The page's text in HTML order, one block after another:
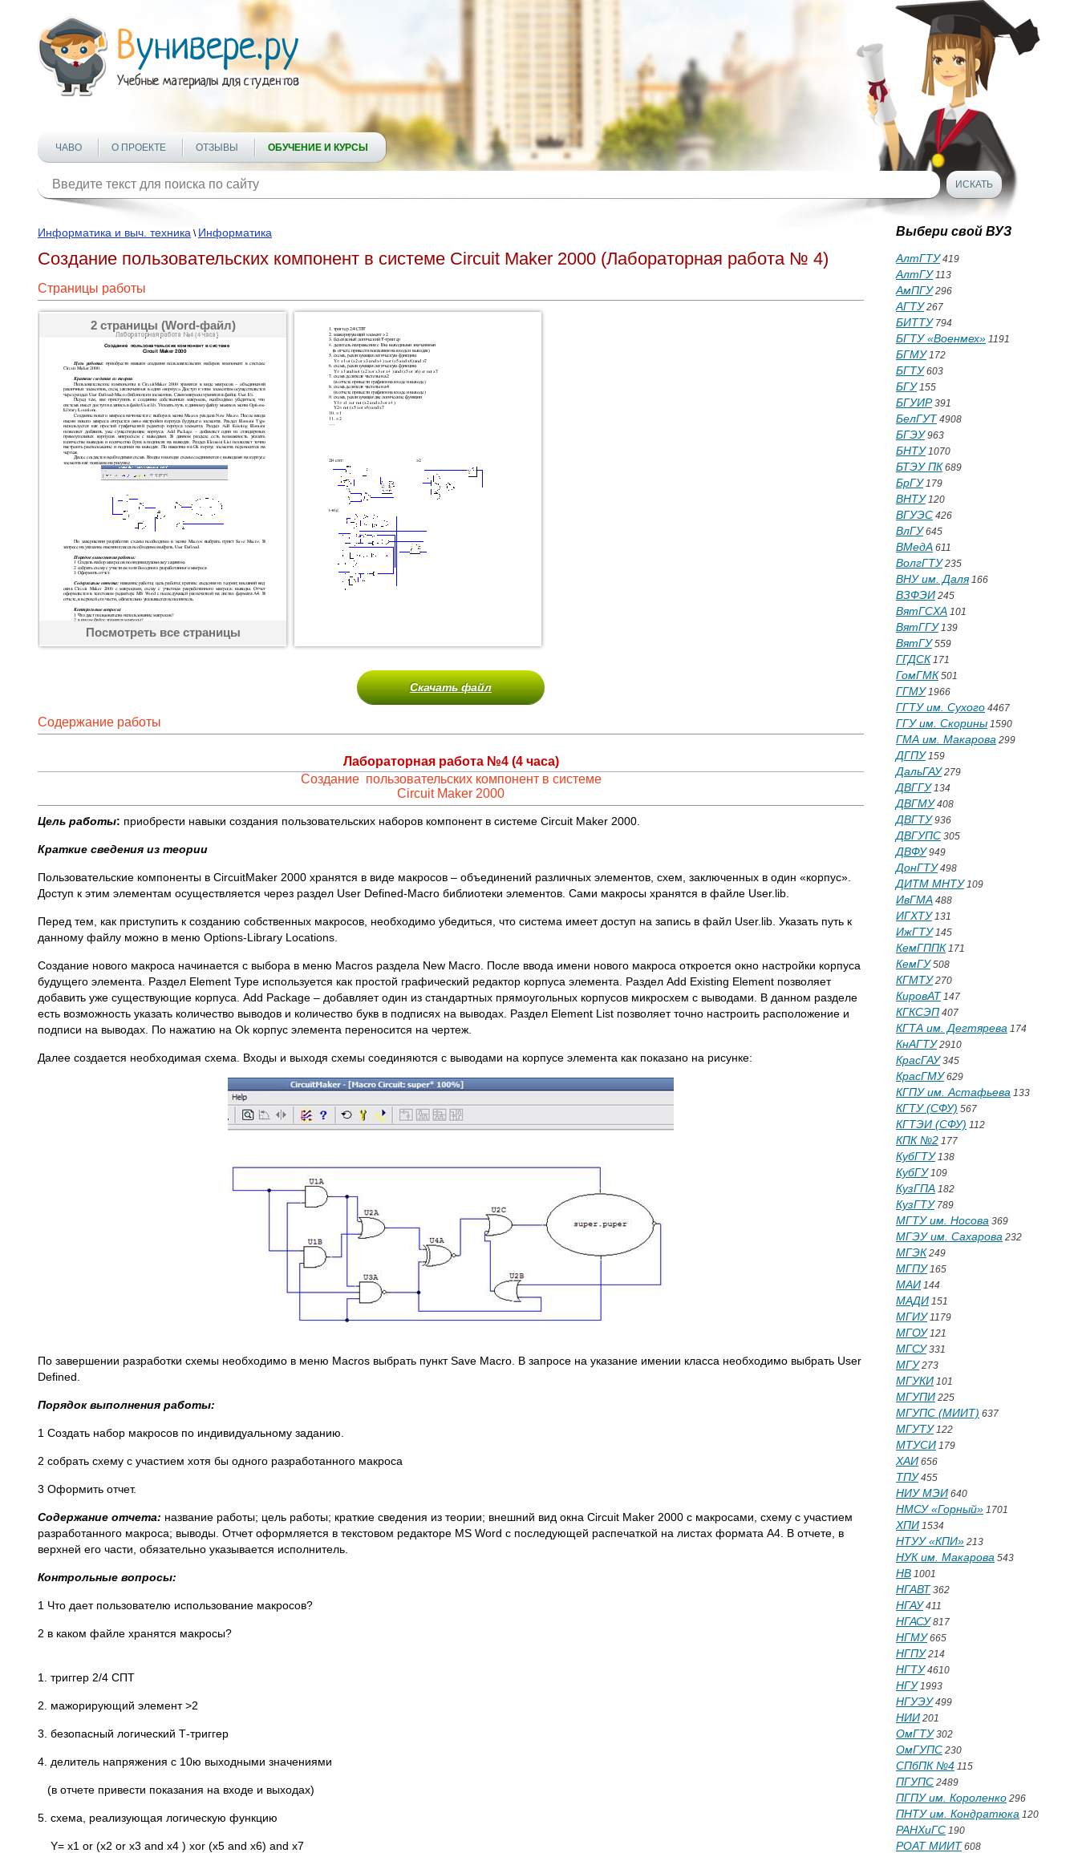
ЧАВО О ПРОЕКТЕ ОТЗЫВЫ ОБУЧЕНИЕ И КУРСЫ
Информатика и выч. техника \ Информатика
Создание пользовательских компонент в системе Circuit Maker 2000 (Лабораторная работа № 4)
Страницы работы
2 страницы (Word-файл)
Посмотреть все страницы
Скачать файл
Содержание работы
Лабораторная работа №4 (4 часа)
Создание пользовательских компонент в системе
Circuit Maker 2000
Цель работы: приобрести навыки создания пользовательских наборов компонент в системе Circuit Maker 2000.
Краткие сведения из теории
Пользовательские компоненты в CircuitMaker 2000 хранятся в виде макросов – объединений различных элементов, схем, заключенных в один «корпус».
Доступ к этим элементам осуществляется через раздел User Defined-Macro библиотеки элементов. Сами макросы хранятся в файле User.lib.
Перед тем, как приступить к созданию собственных макросов, необходимо убедиться, что система имеет доступ на запись в файл User.lib. Указать путь к
данному файлу можно в меню Options-Library Locations.
Создание нового макроса начинается с выбора в меню Macros раздела New Macro. После ввода имени нового макроса откроется окно настройки корпуса
будущего элемента. Раздел Element Type используется как простой графический редактор корпуса элемента. Раздел Add Existing Element позволяет
добавить уже существующие корпуса. Add Package – добавляет один из стандартных прямоугольных корпусов микросхем с выводами. В данном разделе
есть возможность указать количество выводов и количество букв в подписях на выводах. Раздел Element List позволяет точно настроить расположение и
подписи на выводах. По нажатию на Ok корпус элемента переносится на чертеж.
Далее создается необходимая схема. Входы и выходя схемы соединяются с выводами на корпусе элемента как показано на рисунке:
По завершении разработки схемы необходимо в меню Macros выбрать пункт Save Macro. В запросе на указание имении класса необходимо выбрать User
Defined.
Порядок выполнения работы:
1 Создать набор макросов по индивидуальному заданию.
2 собрать схему с участием хотя бы одного разработанного макроса
3 Оформить отчет.
Содержание отчета: название работы; цель работы; краткие сведения из теории; внешний вид окна Circuit Maker 2000 с макросами, схему с участием
разработанного макроса; выводы. Отчет оформляется в текстовом редакторе MS Word с последующей распечаткой на листах формата А4. В отчете, в
верхней его части, обязательно указывается исполнитель.
Контрольные вопросы:
1 Что дает пользователю использование макросов?
2 в каком файле хранятся макросы?
1. триггер 2/4 СПТ
2. мажорирующий элемент >2
3. безопасный логический Т-триггер
4. делитель напряжения с 10ю выходными значениями
(в отчете привести показания на входе и выходах)
5. схема, реализующая логическую функцию
Y= x1 or (x2 or x3 and x4 ) xor (x5 and x6) and x7
Выбери свой ВУЗ
АлтГТУ419
АлтГУ113
АмПГУ296
АГТУ267
БИТТУ794
БГТУ «Военмех» 1191
БГМУ172
БГТУ603
БГУ155
БГУИР391
БелГУТ 4908
БГЭУ963
БНТУ1070
БТЭУ ПК 689
БрГУ179
ВНТУ120
ВГУЭС 426
ВлГУ645
ВМедА 611
ВолгГТУ235
ВНУ им. Даля166
ВЗФЭИ 245
ВятГСХА 101
ВятГГУ139
ВятГУ559
ГГДСК 171
ГомГМК 501
ГГМУ1966
ГГТУ им. Сухого 4467
ГГУ им. Скорины 1590
ГМА им. Макарова 299
ДГПУ159
ДальГАУ279
ДВГГУ134
ДВГМУ408
ДВГТУ936
ДВГУПС 305
ДВФУ949
ДонГТУ498
ДИТМ МНТУ109
ИвГМА 488
ИГХТУ131
ИжГТУ145
КемГППК 171
КемГУ508
КГМТУ270
КировАТ 147
КГКСЭП 407
КГТА им. Дегтярева 174
КнАГТУ2910
КрасГАУ345
КрасГМУ629
КГПУ им. Астафьева 133
КГТУ (СФУ) 567
КГТЭИ (СФУ) 112
КПК №2 177
КубГТУ138
КубГУ109
КузГПА 182
КузГТУ789
МГТУ им. Носова 369
МГЭУ им. Сахарова 232
МГЭК 249
МГПУ165
МАИ 144
МАДИ 151
МГИУ1179
МГОУ121
МГСУ331
МГУ273
МГУКИ 101
МГУПИ 225
МГУПС (МИИТ) 637
МГУТУ122
МТУСИ 179
ХАИ 656
ТПУ455
НИУ МЭИ 640
НМСУ «Горный» 1701
ХПИ 1534
НТУУ «КПИ» 213
НУК им. Макарова 543
НВ 1001
НГАВТ 362
НГАУ411
НГАСУ817
НГМУ665
НГПУ214
НГТУ4610
НГУ1993
НГУЭУ499
НИИ 201
ОмГТУ302
ОмГУПС 230
СПбПК №4 115
ПГУПС 2489
ПГПУ им. Короленко 296
ПНТУ им. Кондратюка 120
РАНХиГС 190
РОАТ МИИТ 608